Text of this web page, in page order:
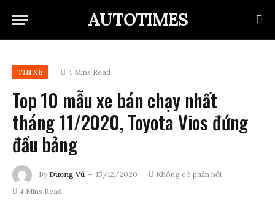
AUTOTIMES
TIN XE 4 Mins Read
Top 10 mẫu xe bán chạy nhất
tháng 11/2020, Toyota Vios đứng
đầu bảng
By Dương Vũ 15/12/2020
Không có phản hồi
4 Mins Read